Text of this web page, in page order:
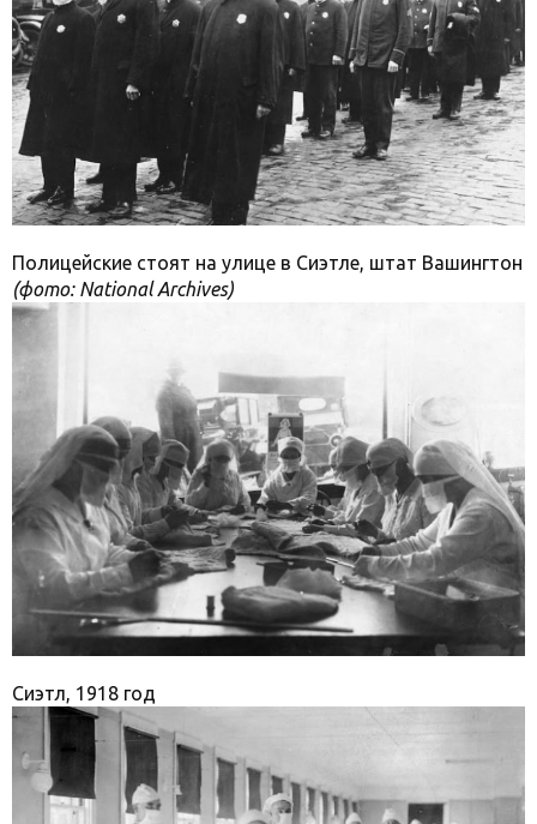
Полицейские стоят на улице в Сиэтле, штат Вашингтон
(фото: National Archives)
Сиэтл, 1918 год